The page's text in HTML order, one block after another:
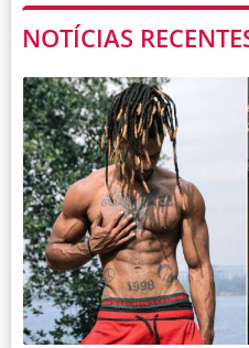
NOTÍCIAS